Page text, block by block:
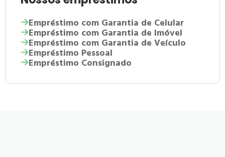
Empréstimo com Garantia de Celular
Empréstimo com Garantia de Imóvel
Empréstimo com Garantia de Veículo
Empréstimo Pessoal
Empréstimo Consignado